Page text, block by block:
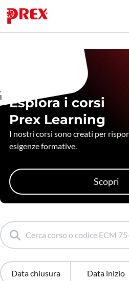
Esplora i corsi
Prex Learning
I nostri corsi sono creati per
esigenze formative.
Scopri
Data chiusura Data inizio